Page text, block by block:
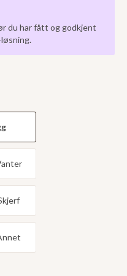
du har fått og godkjent